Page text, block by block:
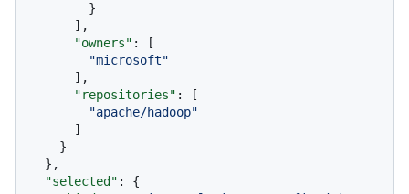
}
] ,
"owners" :
[
"microsoft"
] ,
"repositories" :
[
"apache/hadoop"
]
}
} ,
"selected" :
{